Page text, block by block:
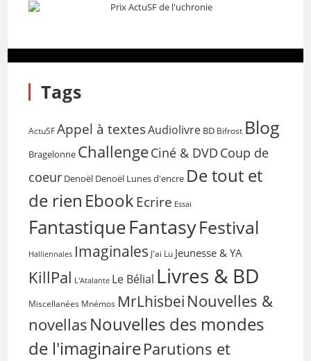
Tags
ActuSF Appel à textesAudiolivre BD Bifrost Blog
Bragelonne ChallengeCiné & DVD Coup de
coeur Denoël Denoël Lunes d'encre De tout et
de rien EbookEcrire Essai
FantastiqueFantasyFestival
Halliennales Imaginales J'ai Lu Jeunesse & YA
KillPal L'Atalante Le Bélial Livres & BD
Miscellanées Mnémos MrLhisbei Nouvelles &
novellas Nouvelles des mondes
de l'imaginaireParutions et